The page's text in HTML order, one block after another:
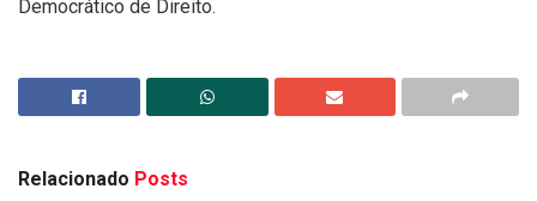
Democrático de Direito.
Relacionado Posts